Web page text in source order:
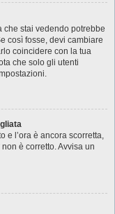
che stai vedendo potrebbe
così fosse, devi cambiare
coincidere con la tua
che solo gli utenti
e l’ora è ancora scorretta,
è corretto. Avvisa un